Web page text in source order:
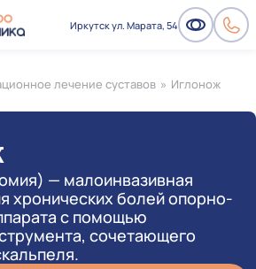
Иркутск ул. Марата, 54
лечение суставов » Иглонож
— малоинвазивная
хронических болей опорно-
с помощью
сочетающего